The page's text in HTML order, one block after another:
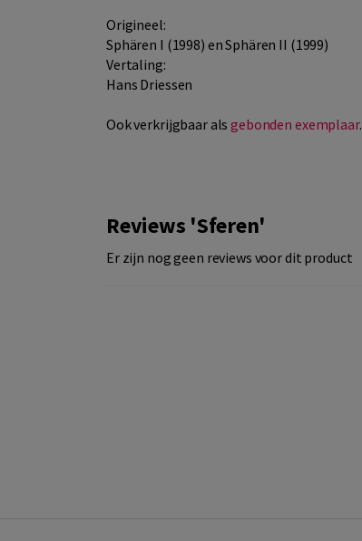
Origineel:
Sphären I (1998) en Sphären II (1999)
Vertaling:
Hans Driessen
Ook verkrijgbaar alsgebonden exemplaar.
Reviews 'Sferen'
Er zijn nog geen reviews voor dit product